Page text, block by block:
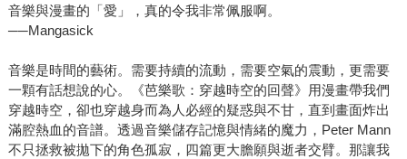
音樂與漫畫的「愛」，真的令我非常佩服啊。
──Mangasick
音樂是時間的藝術。需要持續的流動，需要空氣的震動，更需要
一顆有話想說的心。《芭樂歌：穿越時空的回聲》用漫畫帶我們
穿越時空，卻也穿越身而為人必經的疑惑與不甘，直到畫面炸出
滿腔熱血的音譜。透過音樂儲存記憶與情緒的魔力，Peter Mann
不只拯救被拋下的角色孤寂，四篇更大膽願與逝者交臂。那讓我